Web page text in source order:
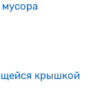
крышкой